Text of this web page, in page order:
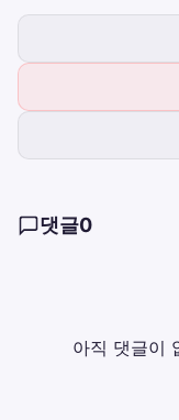
댓글0
아직 댓글이